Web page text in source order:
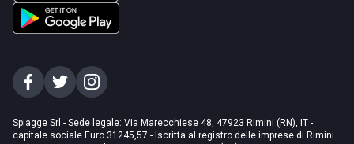
Spiagge Srl - Sede legale: Via Marecchiese 48, 47923 Rimini (RN), IT -
capitale sociale Euro 31245,57 - Iscritta al registro delle imprese di Rimini